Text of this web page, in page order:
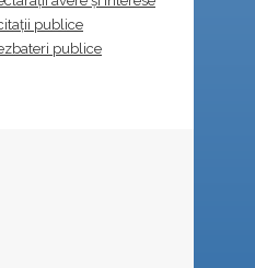
publice
publice